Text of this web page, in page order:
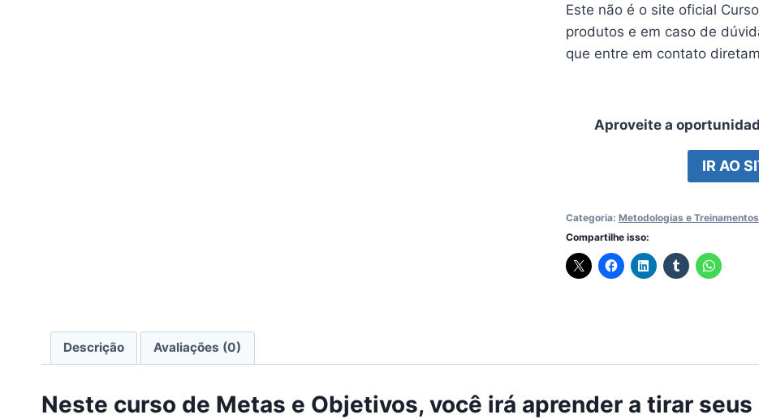
Este não é o site oficial
produtos e em caso de
que entre em contato
Aproveite a
IR AO
Categoria: Metodologias e Treinamentos
Compartilhe isso:
Descrição Avaliações (0)
Neste curso de Metas e Objetivos, você irá aprender a tirar